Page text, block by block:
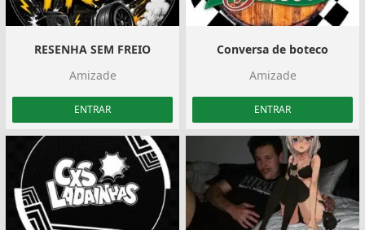
RESENHA SEM FREIO
Amizade
ENTRAR
Conversa de boteco
Amizade
ENTRAR